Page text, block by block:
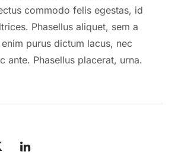
commodo felis egestas, id
Phasellus aliquet, sem a
purus dictum lacus, nec
ante. Phasellus placerat, urna.